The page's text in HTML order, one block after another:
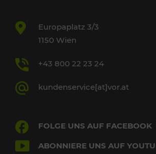
Europaplatz 3/3
1150 Wien
+43 800 22 23 24
kundenservice[at]vor.at
FOLGE UNS AUF FACEBOOK
ABONNIERE UNS AUF